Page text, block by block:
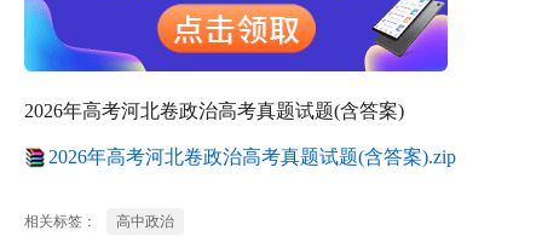
2026年高考河北卷政治高考真题试题(含答案)
2026年高考河北卷政治高考真题试题(含答案).zip
相关标签： 高中政治